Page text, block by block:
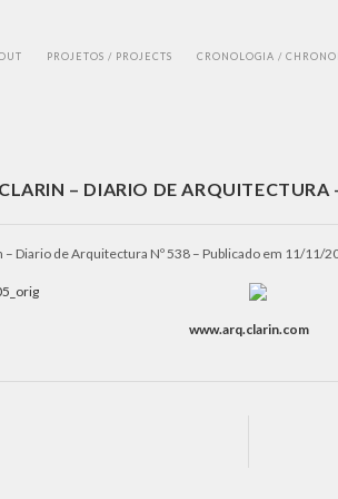
PROJETOS / PROJECTS CRONOLOGIA /
– DIARIO DE
– Diario de Arquitectura Nº 538 – Publicado em 11/11/
www.arq.clarin.com